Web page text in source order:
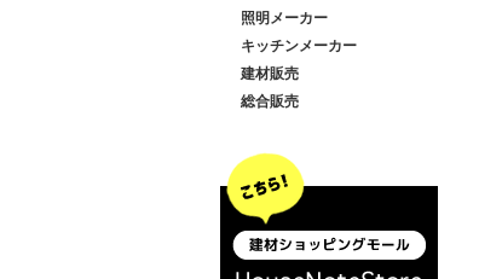
照明メーカー
キッチンメーカー
建材販売
総合販売